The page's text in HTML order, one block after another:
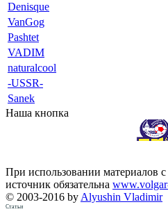
Denisque
VanGog
Pashtet
VADIM
naturalcool
-USSR-
Sanek
Наша кнопка
При использовании материалов
источник обязательна
© 2003-2016 by Alyushin Vladimir
Статьи